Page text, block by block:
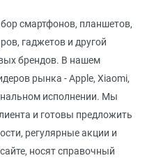
смартфонов, планшетов,
гаджетов и другой
брендов. В нашем
рынка - Apple, Xiaomi,
исполнении. Мы
и готовы предложить
регулярные акции и
носят справочный